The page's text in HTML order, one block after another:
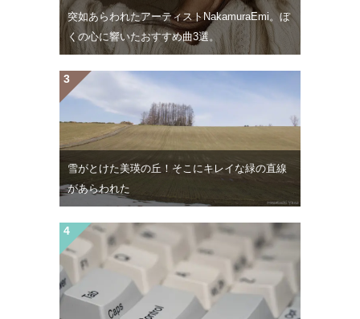
突如あらわれたアーティストNakamuraEmi。ぼ
くの心に響いたおすすめ曲3選。
雪がとけた美瑛の丘！そこにキレイな緑の直線
があらわれた